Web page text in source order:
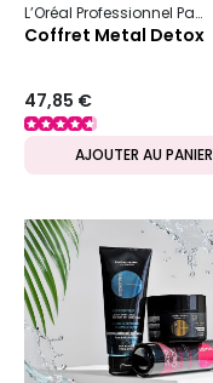
L’Oréal Professionnel Paris
Coffret Metal Detox
47,85 €
AJOUTER AU PANIER